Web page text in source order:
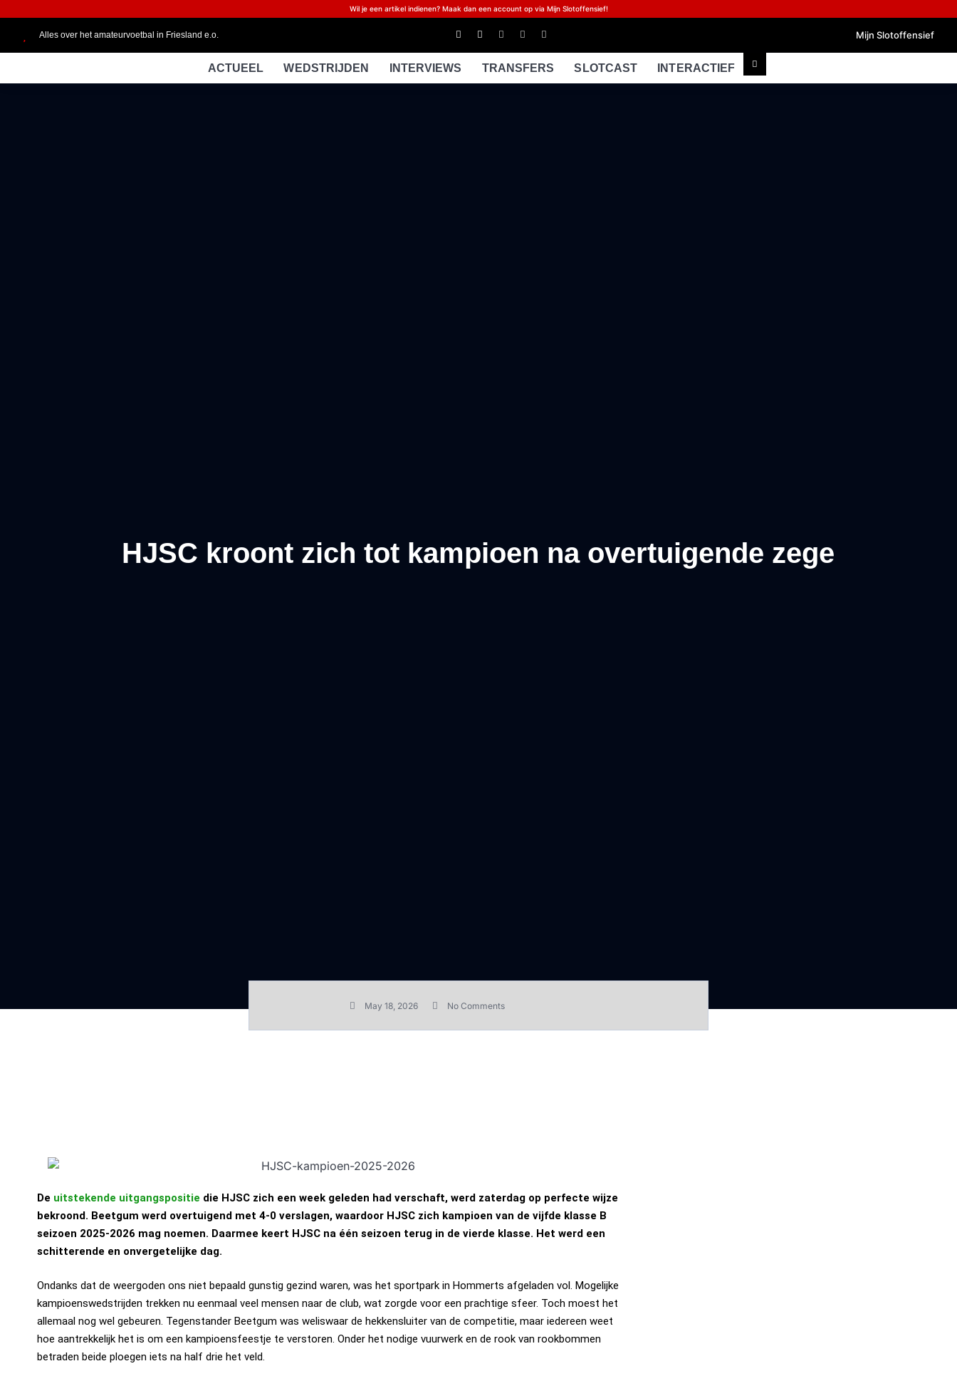
Wil je een artikel indienen? Maak dan een account op via Mijn Slotoffensief!
Mijn Slotoffensief
Alles over het amateurvoetbal in Friesland e.o.
ACTUEEL WEDSTRIJDEN INTERVIEWS TRANSFERS SLOTCAST INTERACTIEF
HJSC kroont zich tot kampioen na overtuigende zege
May 18, 2026 No Comments
De uitstekende uitgangspositie die HJSC zich een week geleden had verschaft, werd zaterdag op perfecte wijze
bekroond. Beetgum werd overtuigend met 4-0 verslagen, waardoor HJSC zich kampioen van de vijfde klasse B
seizoen 2025-2026 mag noemen. Daarmee keert HJSC na één seizoen terug in de vierde klasse. Het werd een
schitterende en onvergetelijke dag.
Ondanks dat de weergoden ons niet bepaald gunstig gezind waren, was het sportpark in Hommerts afgeladen vol. Mogelijke
kampioenswedstrijden trekken nu eenmaal veel mensen naar de club, wat zorgde voor een prachtige sfeer. Toch moest het
allemaal nog wel gebeuren. Tegenstander Beetgum was weliswaar de hekkensluiter van de competitie, maar iedereen weet
hoe aantrekkelijk het is om een kampioensfeestje te verstoren. Onder het nodige vuurwerk en de rook van rookbommen
betraden beide ploegen iets na half drie het veld.